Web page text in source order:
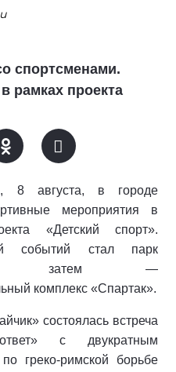
спортсменами.
рамках проекта
8 августа, в городе
мероприятия в
«Детский спорт».
событий стал парк
а затем —
комплекс «Спартак».
состоялась встреча
с двукратным
греко‑римской борьбе